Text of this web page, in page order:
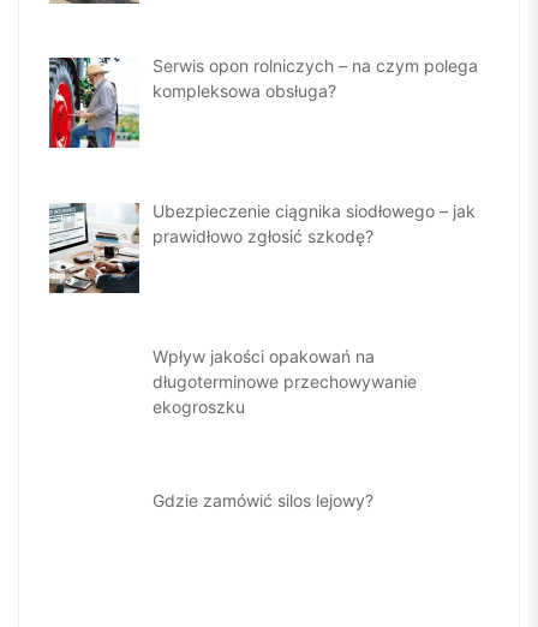
Serwis opon rolniczych – na czym polega
kompleksowa obsługa?
Ubezpieczenie ciągnika siodłowego – jak
prawidłowo zgłosić szkodę?
Wpływ jakości opakowań na
długoterminowe przechowywanie
ekogroszku
Gdzie zamówić silos lejowy?